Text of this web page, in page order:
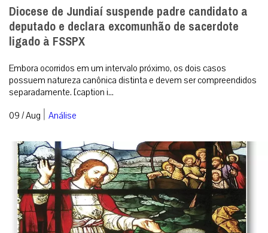
Diocese de Jundiaí suspende padre candidato a
deputado e declara excomunhão de sacerdote
ligado à FSSPX
Embora ocorridos em um intervalo próximo, os dois casos
possuem natureza canônica distinta e devem ser compreendidos
separadamente. [caption i...
09 / Aug | Análise